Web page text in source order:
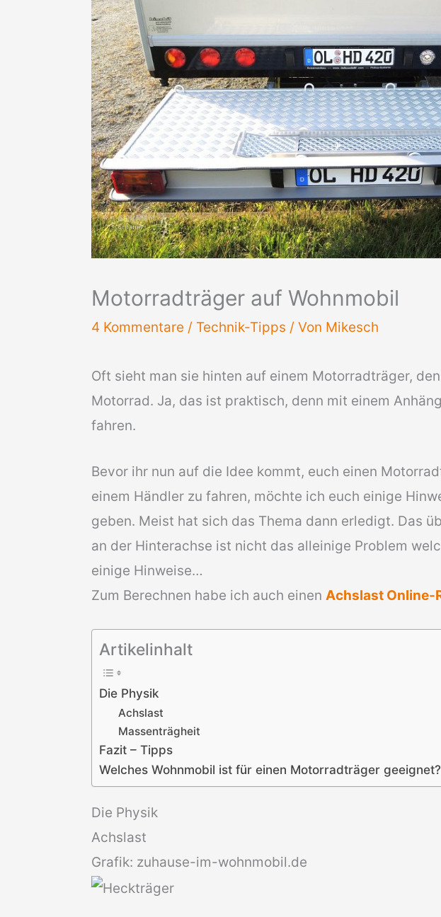
Motorradträger auf Wohnmobil
4 Kommentare / Technik-Tipps / Von Mikesch
Oft sieht man sie hinten auf einem Motorradträger,
Motorrad. Ja, das ist praktisch, denn mit einem
fahren.
Bevor ihr nun auf die Idee kommt, euch einen
einem Händler zu fahren, möchte ich euch einige
geben. Meist hat sich das Thema dann erledigt. Das
an der Hinterachse ist nicht das alleinige Problem
einige Hinweise…
Zum Berechnen habe ich auch einen Achslast Online-
Artikelinhalt
Die Physik
Achslast
Massenträgheit
Fazit – Tipps
Welches Wohnmobil ist für einen Motorradträger geeignet?
Die Physik
Achslast
Grafik: zuhause-im-wohnmobil.de